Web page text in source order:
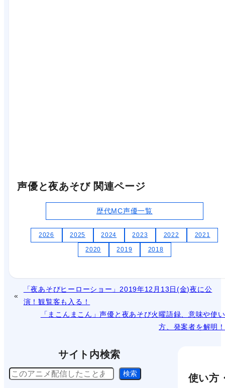
声優と夜あそび 関連ページ
歴代MC声優一覧
2026 2025 2024 2023 2022 2021
2020 2019 2018
「夜あそびヒーローショー」2019年12月13日(金)夜に公
演！観覧客も入る！
「まこんまこん」声優と夜あそび火曜語録、意味や使い
方、発案者を解明！
サイト内検索
検
検索
使い方